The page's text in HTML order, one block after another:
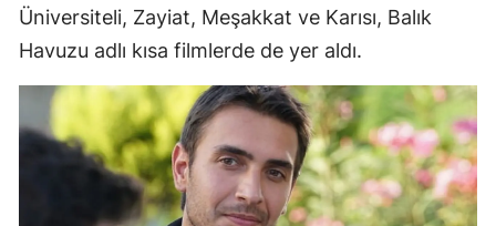
Tokat
Tunceli
Şanlıurfa
Uşak
Üniversiteli, Zayiat, Meşakkat ve Karısı, Balık
Havuzu adlı kısa filmlerde de yer aldı.